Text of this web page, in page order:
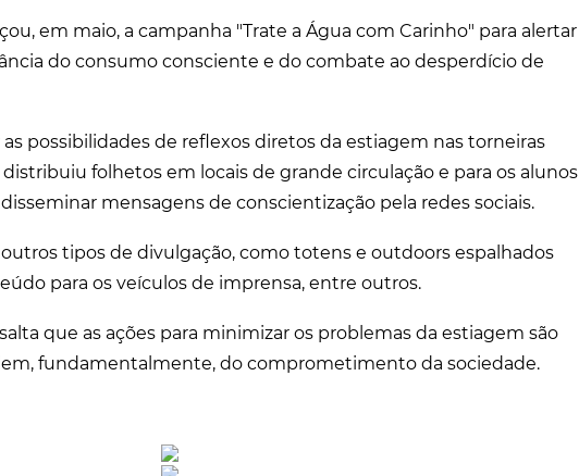
em maio, a campanha "Trate a Água com Carinho" para alertar
do consumo consciente e do combate ao desperdício de
possibilidades de reflexos diretos da estiagem nas torneiras
folhetos em locais de grande circulação e para os alunos
mensagens de conscientização pela redes sociais.
tipos de divulgação, como totens e outdoors espalhados
para os veículos de imprensa, entre outros.
que as ações para minimizar os problemas da estiagem são
fundamentalmente, do comprometimento da sociedade.